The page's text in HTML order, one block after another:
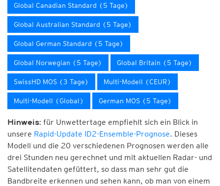
Global Canadian Standard (5 Tage)
Global Australian Standard (5 Tage)
Global German Standard (5 Tage)
Global Norwegian (5 Tage) Global Britain (5 Tage)
SwissHD MOS (3 Tage) Multi-Modell (CEUR)
Multi-Modell (Global) German MOS (5 Tage)
Hinweis: für Unwettertage empfiehlt sich ein Blick in
unsere Rapid-Update ID2-Ensemble-Prognose. Dieses
Modell und die 20 verschiedenen Prognosen werden alle
drei Stunden neu gerechnet und mit aktuellen Radar- und
Satellitendaten gefüttert, so dass man sehr gut die
Bandbreite erkennen und sehen kann, ob man von einem